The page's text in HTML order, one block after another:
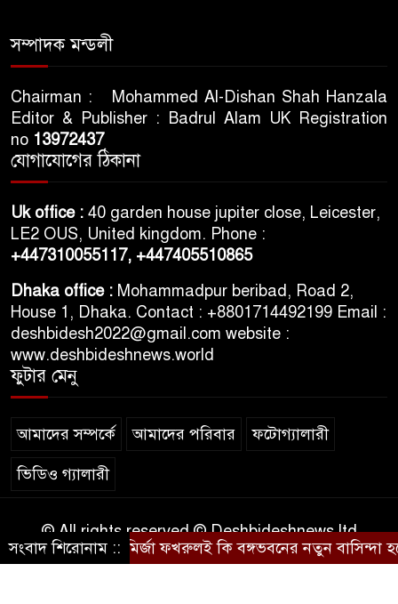
সম্পাদক মন্ডলী
Chairman : Mohammed Al-Dishan Shah Hanzala
Editor & Publisher : Badrul Alam UK Registration
no 13972437
যোগাযোগের ঠিকানা
Uk office : 40 garden house jupiter close, Leicester,
LE2 OUS, United kingdom. Phone :
+447310055117, +447405510865
Dhaka office : Mohammadpur beribad, Road 2,
House 1, Dhaka. Contact : +8801714492199 Email :
deshbidesh2022@gmail.com website :
www.deshbideshnews.world
ফুটার মেনু
আমাদের সম্পর্কে আমাদের পরিবার ফটোগ্যালারী
ভিডিও গ্যালারী
© All rights reserved © Deshbideshnews ltd
Theme Developed BYThemesBazar.Com
সংবাদ শিরোনাম ::মির্জা ফখরুলই কি বঙ্গভবনের নতুন বাসিন্দা